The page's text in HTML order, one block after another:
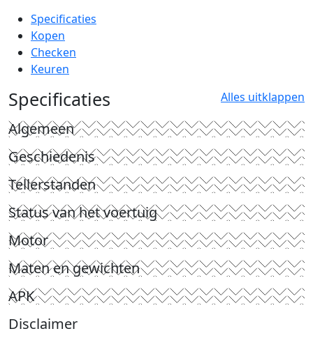
Specificaties
Kopen
Checken
Keuren
Specificaties Alles uitklappen
Algemeen
Geschiedenis
Tellerstanden
Status van het voertuig
Motor
Maten en gewichten
APK
Disclaimer